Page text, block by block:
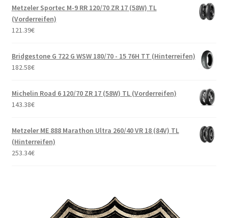
Metzeler Sportec M-9 RR 120/70 ZR 17 (58W) TL
(Vorderreifen)
121.39€
Bridgestone G 722 G WSW 180/70 - 15 76H TT (Hinterreifen)
182.58€
Michelin Road 6 120/70 ZR 17 (58W) TL (Vorderreifen)
143.38€
Metzeler ME 888 Marathon Ultra 260/40 VR 18 (84V) TL
(Hinterreifen)
253.34€